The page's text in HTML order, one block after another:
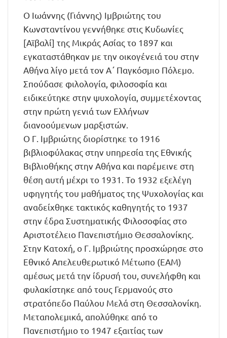
Ο Ιωάννης (Γιάννης) Ιμβριώτης του
Κωνσταντίνου γεννήθηκε στις Κυδωνίες
[Αϊβαλί] της Μικράς Ασίας το 1897 και
εγκαταστάθηκαν με την οικογένειά του στην
Αθήνα λίγο μετά τον Α΄ Παγκόσμιο Πόλεμο.
Σπούδασε φιλολογία, φιλοσοφία και
ειδικεύτηκε στην ψυχολογία, συμμετέχοντας
στην πρώτη γενιά των Ελλήνων
διανοούμενων μαρξιστών.
Ο Γ. Ιμβριώτης διορίστηκε το 1916
βιβλιοφύλακας στην υπηρεσία της Εθνικής
Βιβλιοθήκης στην Αθήνα και παρέμεινε στη
θέση αυτή μέχρι το 1931. Το 1932 εξελέγη
υφηγητής του μαθήματος της Ψυχολογίας και
αναδείχθηκε τακτικός καθηγητής το 1937
στην έδρα Συστηματικής Φιλοσοφίας στο
Αριστοτέλειο Πανεπιστήμιο Θεσσαλονίκης.
Στην Κατοχή, ο Γ. Ιμβριώτης προσχώρησε στο
Εθνικό Απελευθερωτικό Μέτωπο (ΕΑΜ)
αμέσως μετά την ίδρυσή του, συνελήφθη και
φυλακίστηκε από τους Γερμανούς στο
στρατόπεδο Παύλου Μελά στη Θεσσαλονίκη.
Μεταπολεμικά, απολύθηκε από το
Πανεπιστήμιο το 1947 εξαιτίας των